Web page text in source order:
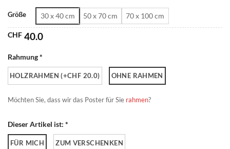
Größe 30 x 40 cm 50 x 70 cm 70 x 100 cm
CHF 40.0
Rahmung *
HOLZRAHMEN (+CHF 20.0) OHNE RAHMEN
Möchten Sie, dass wir das Poster für Sie rahmen?
Dieser Artikel ist: *
FÜR MICH ZUM VERSCHENKEN